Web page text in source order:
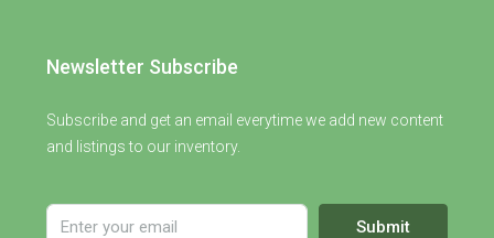
Newsletter Subscribe
Subscribe and get an email everytime we add new content
and listings to our inventory.
Submit